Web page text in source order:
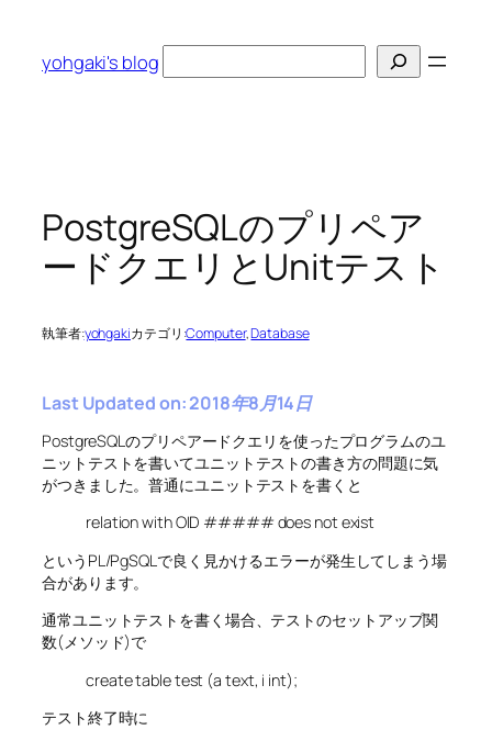
yohgaki's blog
索
PostgreSQLのプリペア
ードクエリとUnitテスト
執筆者:yohgakiカテゴリ:Computer, Database
Last Updated on: 2018年8月14日
PostgreSQLのプリペアードクエリを使ったプログラムのユ
ニットテストを書いてユニットテストの書き方の問題に気
がつきました。普通にユニットテストを書くと
relation with OID ##### does not exist
というPL/PgSQLで良く見かけるエラーが発生してしまう場
合があります。
通常ユニットテストを書く場合、テストのセットアップ関
数(メソッド)で
create table test (a text, i int);
テスト終了時に